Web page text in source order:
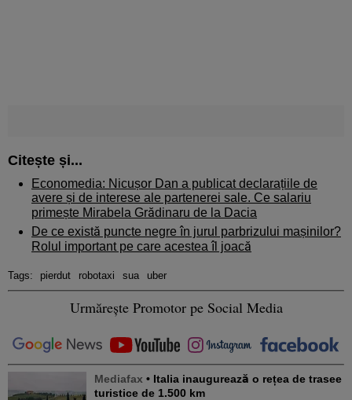
Citește și...
Economedia: Nicușor Dan a publicat declarațiile de
avere și de interese ale partenerei sale. Ce salariu
primește Mirabela Grădinaru de la Dacia
De ce există puncte negre în jurul parbrizului mașinilor?
Rolul important pe care acestea îl joacă
Tags: pierdut robotaxi sua uber
Urmărește Promotor pe Social Media
Mediafax • Italia inaugurează o rețea de trasee
turistice de 1.500 km